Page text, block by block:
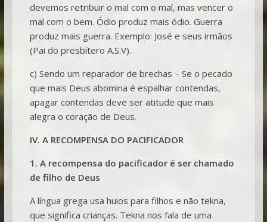
devemos retribuir o mal com o mal, mas vencer o
mal com o bem. Ódio produz mais ódio. Guerra
produz mais guerra. Exemplo: José e seus irmãos
(Pai do presbítero A.S.V).
c) Sendo um reparador de brechas – Se o pecado
que mais Deus abomina é espalhar contendas,
apagar contendas deve ser atitude que mais
alegra o coração de Deus.
IV. A RECOMPENSA DO PACIFICADOR
1. A recompensa do pacificador é ser chamado
de filho de Deus
A língua grega usa huios para filhos e não tekna,
que significa crianças. Tekna nos fala de uma